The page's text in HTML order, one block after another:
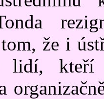
že i
lidí, kteří